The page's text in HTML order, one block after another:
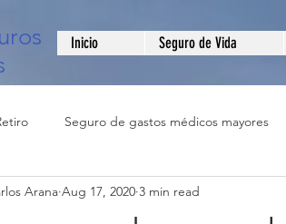
Inicio Seguro de Vida
Seguro de gastos médicos mayores
Seguro de Hogar Seguro de Negocio
Arana Aug 17, 2020 3 min read